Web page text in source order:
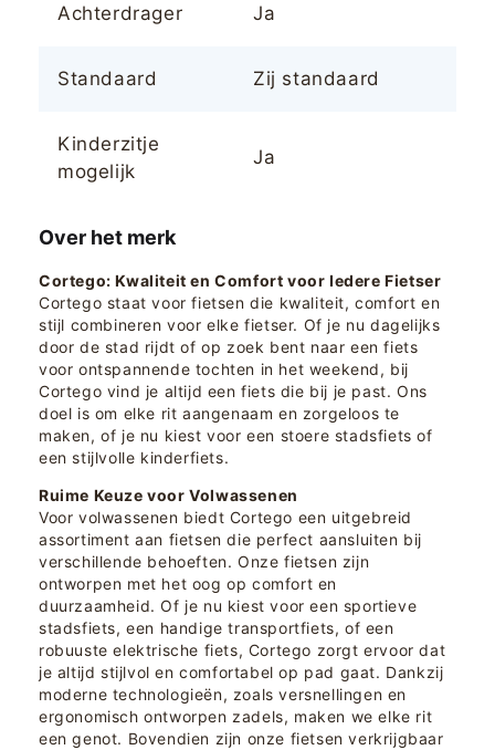
Achterdrager Ja
Standaard Zij standaard
Kinderzitje
mogelijk
Ja
Over het merk
Cortego: Kwaliteit en Comfort voor Iedere Fietser
Cortego staat voor fietsen die kwaliteit, comfort en
stijl combineren voor elke fietser. Of je nu dagelijks
door de stad rijdt of op zoek bent naar een fiets
voor ontspannende tochten in het weekend, bij
Cortego vind je altijd een fiets die bij je past. Ons
doel is om elke rit aangenaam en zorgeloos te
maken, of je nu kiest voor een stoere stadsfiets of
een stijlvolle kinderfiets.
Ruime Keuze voor Volwassenen
Voor volwassenen biedt Cortego een uitgebreid
assortiment aan fietsen die perfect aansluiten bij
verschillende behoeften. Onze fietsen zijn
ontworpen met het oog op comfort en
duurzaamheid. Of je nu kiest voor een sportieve
stadsfiets, een handige transportfiets, of een
robuuste elektrische fiets, Cortego zorgt ervoor dat
je altijd stijlvol en comfortabel op pad gaat. Dankzij
moderne technologieën, zoals versnellingen en
ergonomisch ontworpen zadels, maken we elke rit
een genot. Bovendien zijn onze fietsen verkrijgbaar